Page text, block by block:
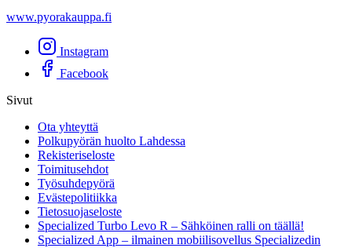
www.pyorakauppa.fi
Instagram
Facebook
Sivut
Ota yhteyttä
Polkupyörän huolto Lahdessa
Rekisteriseloste
Toimitusehdot
Työsuhdepyörä
Evästepolitiikka
Tietosuojaseloste
Specialized Turbo Levo R – Sähköinen ralli on täällä!
Specialized App – ilmainen mobiilisovellus Specializedin